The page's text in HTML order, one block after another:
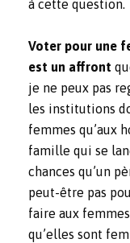
à cette question.
Voter pour une
est un affront
je ne peux pas
les institutions
femmes qu’aux
famille qui se
chances qu’un
peut-être pas
faire aux
qu’elles sont